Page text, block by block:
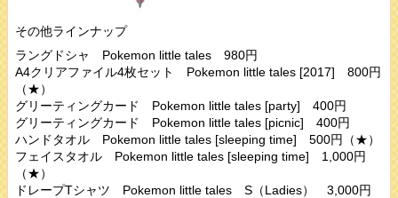
その他ラインナップ
ラングドシャ Pokemon little tales 980円
A4クリアファイル4枚セット Pokemon little tales [2017] 800円
（★）
グリーティングカード Pokemon little tales [party] 400円
グリーティングカード Pokemon little tales [picnic] 400円
ハンドタオル Pokemon little tales [sleeping time] 500円（★）
フェイスタオル Pokemon little tales [sleeping time] 1,000円
（★）
ドレープTシャツ Pokemon little tales S（Ladies） 3,000円